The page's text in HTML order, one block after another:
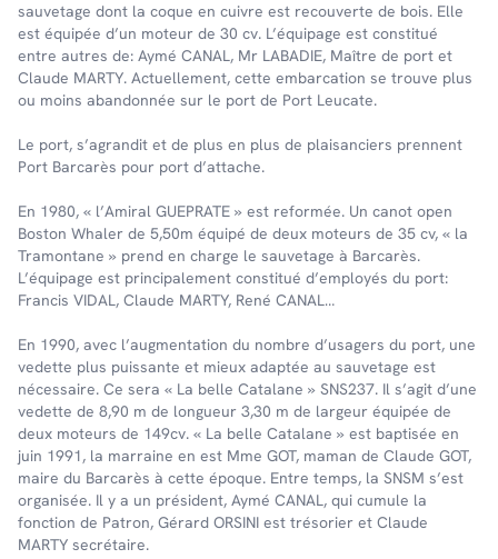
sauvetage dont la coque en cuivre est recouverte de bois. Elle
est équipée d’un moteur de 30 cv. L’équipage est constitué
entre autres de: Aymé CANAL, Mr LABADIE, Maître de port et
Claude MARTY. Actuellement, cette embarcation se trouve plus
ou moins abandonnée sur le port de Port Leucate.
Le port, s’agrandit et de plus en plus de plaisanciers prennent
Port Barcarès pour port d’attache.
En 1980, « l’Amiral GUEPRATE » est reformée. Un canot open
Boston Whaler de 5,50m équipé de deux moteurs de 35 cv, « la
Tramontane » prend en charge le sauvetage à Barcarès.
L’équipage est principalement constitué d’employés du port:
Francis VIDAL, Claude MARTY, René CANAL…
En 1990, avec l’augmentation du nombre d’usagers du port, une
vedette plus puissante et mieux adaptée au sauvetage est
nécessaire. Ce sera « La belle Catalane » SNS237. Il s’agit d’une
vedette de 8,90 m de longueur 3,30 m de largeur équipée de
deux moteurs de 149cv. « La belle Catalane » est baptisée en
juin 1991, la marraine en est Mme GOT, maman de Claude GOT,
maire du Barcarès à cette époque. Entre temps, la SNSM s’est
organisée. Il y a un président, Aymé CANAL, qui cumule la
fonction de Patron, Gérard ORSINI est trésorier et Claude
MARTY secrétaire.